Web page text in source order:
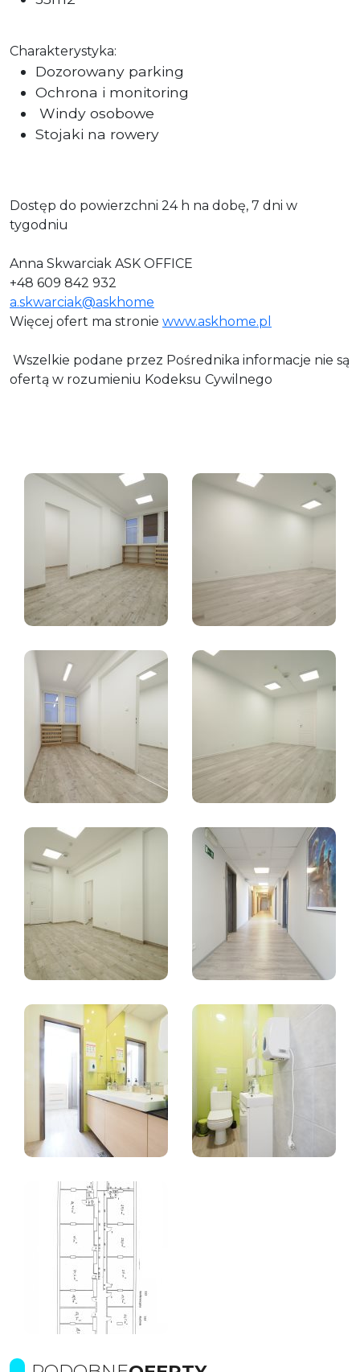
Charakterystyka:
Dozorowany parking
Ochrona i monitoring
Windy osobowe
Stojaki na rowery
Dostęp do powierzchni 24 h na dobę, 7 dni w
tygodniu
Anna Skwarciak ASK OFFICE
+48 609 842 932
a.skwarciak@askhome
Więcej ofert ma stronie www.askhome.pl
Wszelkie podane przez Pośrednika informacje nie są
ofertą w rozumieniu Kodeksu Cywilnego